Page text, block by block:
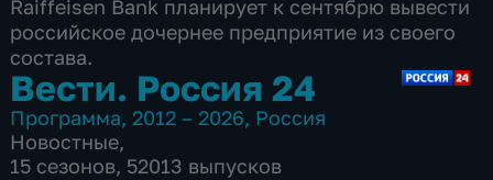
Raiffeisen Bank планирует к сентябрю вывести
российское дочернее предприятие из своего
состава.
Вести. Россия 24
Программа, 2012 – 2026, Россия
Новостные,
15 сезонов, 52013 выпусков